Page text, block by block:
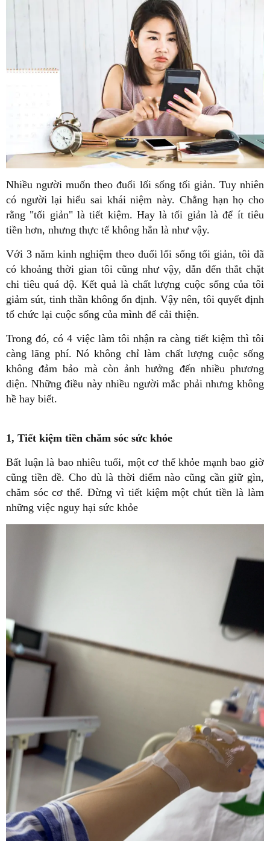
Nhiều người muốn theo đuổi lối sống tối giản. Tuy nhiên
có người lại hiểu sai khái niệm này. Chẳng hạn họ cho
rằng "tối giản" là tiết kiệm. Hay là tối giản là để ít tiêu
tiền hơn, nhưng thực tế không hẳn là như vậy.
Với 3 năm kinh nghiệm theo đuổi lối sống tối giản, tôi đã
có khoảng thời gian tôi cũng như vậy, dẫn đến thắt chặt
chi tiêu quá độ. Kết quả là chất lượng cuộc sống của tôi
giảm sút, tinh thần không ổn định. Vậy nên, tôi quyết định
tổ chức lại cuộc sống của mình để cải thiện.
Trong đó, có 4 việc làm tôi nhận ra càng tiết kiệm thì tôi
càng lãng phí. Nó không chỉ làm chất lượng cuộc sống
không đảm bảo mà còn ảnh hưởng đến nhiều phương
diện. Những điều này nhiều người mắc phải nhưng không
hề hay biết.
1, Tiết kiệm tiền chăm sóc sức khỏe
Bất luận là bao nhiêu tuổi, một cơ thể khỏe mạnh bao giờ
cũng tiền đề. Cho dù là thời điểm nào cũng cần giữ gìn,
chăm sóc cơ thể. Đừng vì tiết kiệm một chút tiền là làm
những việc nguy hại sức khỏe